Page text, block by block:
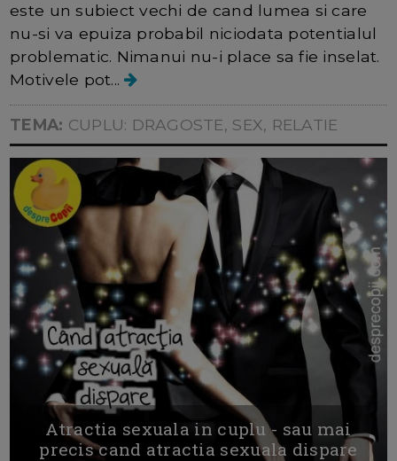
este un subiect vechi de cand lumea si care
nu-si va epuiza probabil niciodata potentialul
problematic. Nimanui nu-i place sa fie inselat.
Motivele pot...
TEMA: CUPLU: DRAGOSTE, SEX, RELATIE
Atractia sexuala in cuplu - sau mai
precis cand atractia sexuala dispare